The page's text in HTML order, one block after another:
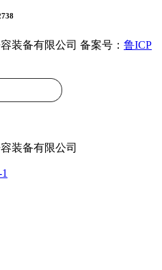
装备有限公司 备案号： 鲁ICP
装备有限公司